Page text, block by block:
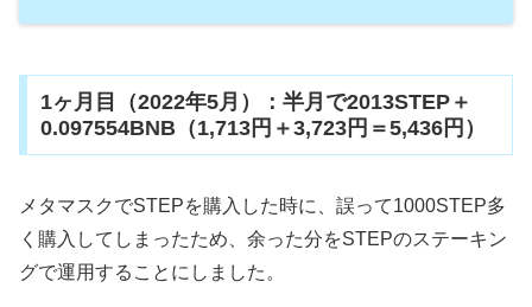
1ヶ月目（2022年5月）：半月で2013STEP＋
0.097554BNB（1,713円＋3,723円＝5,436円）
メタマスクでSTEPを購入した時に、誤って1000STEP多
く購入してしまったため、余った分をSTEPのステーキン
グで運用することにしました。